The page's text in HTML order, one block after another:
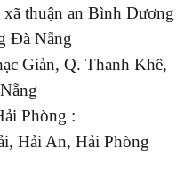
thuận an Bình Dương
Đà Nẵng
Giản, Q. Thanh Khê,
Phòng :
Hải An, Hải Phòng